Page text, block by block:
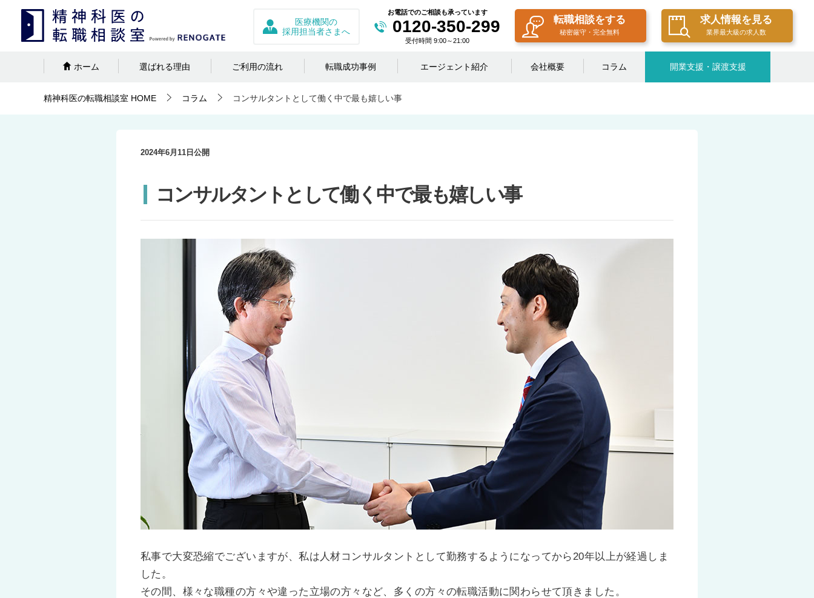
転職相談をする
秘密厳守・完全無料
求人情報を見る
業界最大級の求人数
お電話でのご相談も承っています
0120-350-299
受付時間 9:00～21:00
医療機関の
採用担当者さまへ
ホーム 選ばれる理由 ご利用の流れ 転職成功事例 エージェント紹介 会社概要 コラム 開業支援・譲渡支援
精神科医の転職相談室 HOME コラム コンサルタントとして働く中で最も嬉しい事
2024年6月11日 公開
コンサルタントとして働く中で最も嬉しい事
私事で大変恐縮でございますが、私は人材コンサルタントとして勤務するようになってから20年以上が経過しま
した。
その間、様々な職種の方々や違った立場の方々など、多くの方々の転職活動に関わらせて頂きました。